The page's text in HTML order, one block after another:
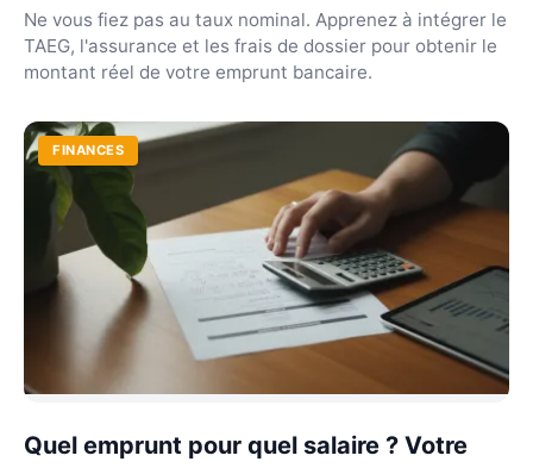
Ne vous fiez pas au taux nominal. Apprenez à intégrer le
TAEG, l'assurance et les frais de dossier pour obtenir le
montant réel de votre emprunt bancaire.
FINANCES
Quel emprunt pour quel salaire ? Votre